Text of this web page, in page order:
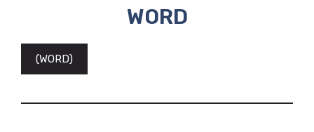
WORD
(WORD)